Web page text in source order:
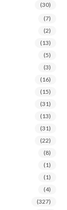
(30)
(7)
(2)
(13)
(5)
(3)
(16)
(15)
(31)
(13)
(31)
(22)
(8)
(1)
(1)
(4)
(327)